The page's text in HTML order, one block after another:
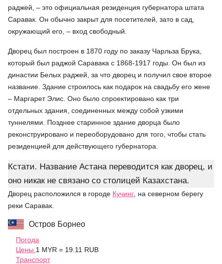
раджей, – это официальная резиденция губернатора штата
Саравак. Он обычно закрыт для посетителей, зато в сад,
окружающий его, – вход свободный.
Дворец был построен в 1870 году по заказу Чарльза Брука,
который был раджой Саравака с 1868-1917 годы. Он был из
династии Белых раджей, за что дворец и получил свое второе
название. Здание строилось как подарок на свадьбу его жене
– Маргарет Элис. Оно было спроектировано как три
отдельных здания, соединенных между собой узкими
туннелями. Позднее старинное здание дворца было
реконструировано и переоборудовано для того, чтобы стать
резиденцией для действующего губернатора.
Кстати. Название Астана переводится как дворец, и
оно никак не связано со столицей Казахстана.
Дворец расположился в городе Кучинг , на северном берегу
реки Саравак.
Остров Борнео
Погода
Цены 1 MYR = 19.11 RUB
Транспорт